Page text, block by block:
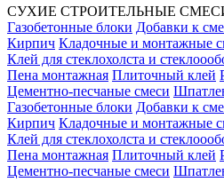
СУХИЕ СТРОИТЕЛЬНЫЕ
Газобетонные блоки Добавки к
Кирпич Кладочные и монтажные
Клей для стеклохолста и
Пена монтажная Плиточный клей
Цементно-песчаные смеси
Газобетонные блоки Добавки к
Кирпич Кладочные и монтажные
Клей для стеклохолста и
Пена монтажная Плиточный клей
Цементно-песчаные смеси